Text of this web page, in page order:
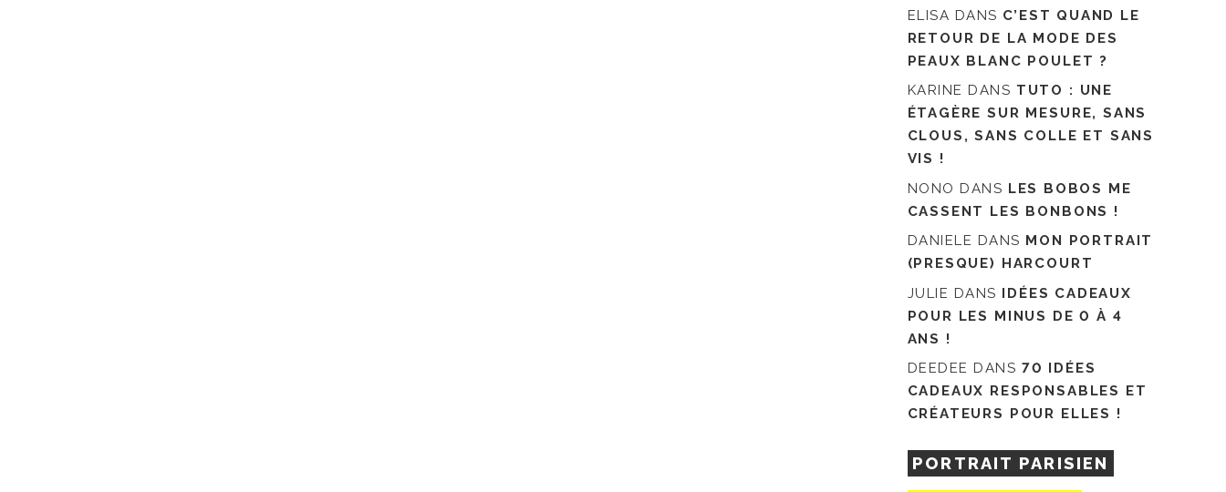
ELISA DANS C’EST QUAND LE
RETOUR DE LA MODE DES
PEAUX BLANC POULET ?
KARINE DANS TUTO : UNE
ÉTAGÈRE SUR MESURE, SANS
CLOUS, SANS COLLE ET SANS
VIS !
NONO DANS LES BOBOS ME
CASSENT LES BONBONS !
DANIELE DANS MON PORTRAIT
(PRESQUE) HARCOURT
JULIE DANS IDÉES CADEAUX
POUR LES MINUS DE 0 À 4
ANS !
DEEDEE DANS 70 IDÉES
CADEAUX RESPONSABLES ET
CRÉATEURS POUR ELLES !
PORTRAIT PARISIEN